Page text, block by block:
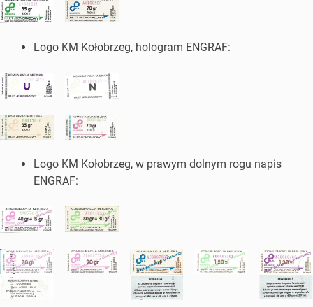
Logo KM Kołobrzeg, hologram ENGRAF:
Logo KM Kołobrzeg, w prawym dolnym rogu napis
ENGRAF: